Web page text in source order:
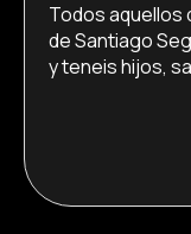
Todos aquellos
de Santiago
y teneis hijos,
familiar como
tecnia.es/,
apostamos
colegios y los […]